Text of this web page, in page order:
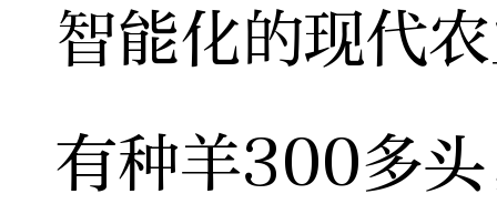
智能化的现代
有种羊300多